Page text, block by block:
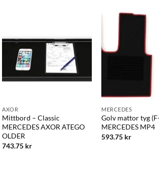
AXOR
Mittbord – Classic
MERCEDES AXOR ATEGO
OLDER
743.75 kr
MERCEDES
Golv mattor tyg
MERCEDES MP4
593.75 kr